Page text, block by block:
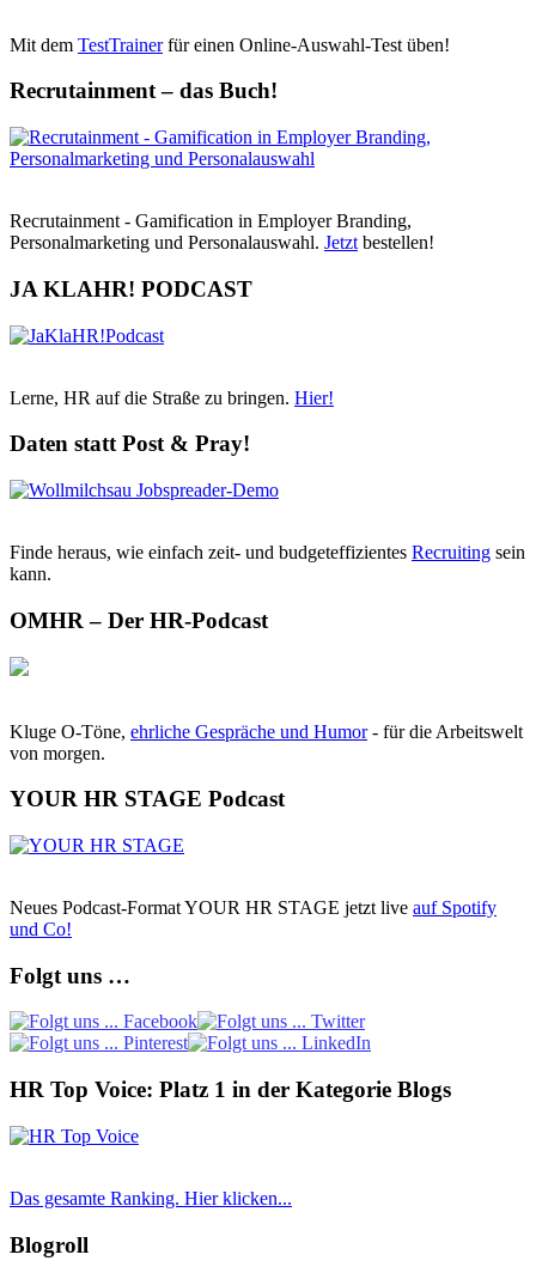
Mit dem TestTrainerfür einen Online-Auswahl-Test üben!
Recrutainment – das Buch!
Recrutainment - Gamification in Employer Branding,
Personalmarketing und Personalauswahl. Jetzt bestellen!
JA KLAHR! PODCAST
Lerne, HR auf die Straße zu bringen. Hier!
Daten statt Post & Pray!
Finde heraus, wie einfach zeit- und budgeteffizientes Recruiting sein
kann.
OMHR – Der HR-Podcast
Kluge O-Töne, ehrliche Gespräche und Humor- für die Arbeitswelt
von morgen.
YOUR HR STAGE Podcast
Neues Podcast-Format YOUR HR STAGE jetzt live auf Spotify
und Co!
Folgt uns …
HR Top Voice: Platz 1 in der Kategorie Blogs
Das gesamte Ranking. Hier klicken...
Blogroll